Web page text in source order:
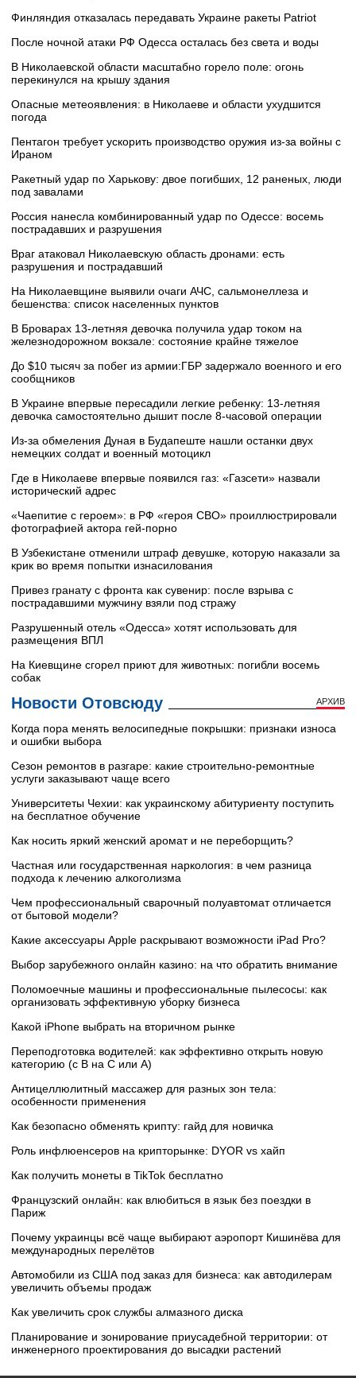
Финляндия отказалась передавать Украине ракеты Patriot
После ночной атаки РФ Одесса осталась без света и воды
В Николаевской области масштабно горело поле: огонь
перекинулся на крышу здания
Опасные метеоявления: в Николаеве и области ухудшится
погода
Пентагон требует ускорить производство оружия из-за войны с
Ираном
Ракетный удар по Харькову: двое погибших, 12 раненых, люди
под завалами
Россия нанесла комбинированный удар по Одессе: восемь
пострадавших и разрушения
Враг атаковал Николаевскую область дронами: есть
разрушения и пострадавший
На Николаевщине выявили очаги АЧС, сальмонеллеза и
бешенства: список населенных пунктов
В Броварах 13-летняя девочка получила удар током на
железнодорожном вокзале: состояние крайне тяжелое
До $10 тысяч за побег из армии:ГБР задержало военного и его
сообщников
В Украине впервые пересадили легкие ребенку: 13-летняя
девочка самостоятельно дышит после 8-часовой операции
Из-за обмеления Дуная в Будапеште нашли останки двух
немецких солдат и военный мотоцикл
Где в Николаеве впервые появился газ: «Газсети» назвали
исторический адрес
«Чаепитие с героем»: в РФ «героя СВО» проиллюстрировали
фотографией актора гей-порно
В Узбекистане отменили штраф девушке, которую наказали за
крик во время попытки изнасилования
Привез гранату с фронта как сувенир: после взрыва с
пострадавшими мужчину взяли под стражу
Разрушенный отель «Одесса» хотят использовать для
размещения ВПЛ
На Киевщине сгорел приют для животных: погибли восемь
собак
Новости Отовсюду АРХИВ
Когда пора менять велосипедные покрышки: признаки износа
и ошибки выбора
Сезон ремонтов в разгаре: какие строительно-ремонтные
услуги заказывают чаще всего
Университеты Чехии: как украинскому абитуриенту поступить
на бесплатное обучение
Как носить яркий женский аромат и не переборщить?
Частная или государственная наркология: в чем разница
подхода к лечению алкоголизма
Чем профессиональный сварочный полуавтомат отличается
от бытовой модели?
Какие аксессуары Apple раскрывают возможности iPad Pro?
Выбор зарубежного онлайн казино: на что обратить внимание
Поломоечные машины и профессиональные пылесосы: как
организовать эффективную уборку бизнеса
Какой iPhone выбрать на вторичном рынке
Переподготовка водителей: как эффективно открыть новую
категорию (с B на C или А)
Антицеллюлитный массажер для разных зон тела:
особенности применения
Как безопасно обменять крипту: гайд для новичка
Роль инфлюенсеров на крипторынке: DYOR vs хайп
Как получить монеты в TikTok бесплатно
Французский онлайн: как влюбиться в язык без поездки в
Париж
Почему украинцы всё чаще выбирают аэропорт Кишинёва для
международных перелётов
Автомобили из США под заказ для бизнеса: как автодилерам
увеличить объемы продаж
Как увеличить срок службы алмазного диска
Планирование и зонирование приусадебной территории: от
инженерного проектирования до высадки растений